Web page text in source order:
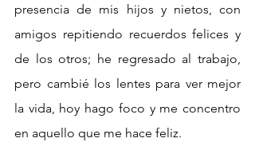
presencia de mis hijos y nietos, con
amigos repitiendo recuerdos felices y
de los otros; he regresado al trabajo,
pero cambié los lentes para ver mejor
la vida, hoy hago foco y me concentro
en aquello que me hace feliz.